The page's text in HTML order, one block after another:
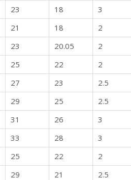
23 18 3
21 18 2
23 20.05 2
25 22 2
27 23 2.5
29 25 2.5
31 26 3
33 28 3
25 22 2
29 21 2.5